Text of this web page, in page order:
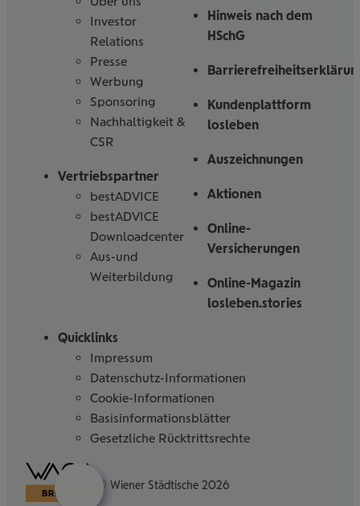
Investor
Relations
Presse
Werbung
Sponsoring
Nachhaltigkeit &
CSR
Vertriebspartner
bestADVICE
bestADVICE
Downloadcenter
Aus-und
Weiterbildung
Hinweis nach dem
HSchG
Kundenplattform
losleben
Auszeichnungen
Aktionen
Online-
Versicherungen
Online-Magazin
losleben.stories
Quicklinks
Impressum
Datenschutz-Informationen
Cookie-Informationen
Basisinformationsblätter
Gesetzliche Rücktrittsrechte
Barrierefreiheitserklärung
© Wiener Städtische 2026